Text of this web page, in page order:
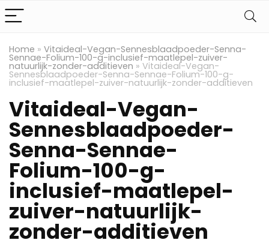
Home » Vitaideal-Vegan-Sennesblaadpoeder-Senna-
Sennae-Folium-100-g-inclusief-maatlepel-zuiver-
natuurlijk-zonder-additieven » Vitaideal-Vegan-
Sennesblaadpoeder-Senna-Sennae-Folium-100-g-
inclusief-maatlepel-zuiver-natuurlijk-zonder-additieven
Vitaideal-Vegan-
Sennesblaadpoeder-
Senna-Sennae-
Folium-100-g-
inclusief-maatlepel-
zuiver-natuurlijk-
zonder-additieven